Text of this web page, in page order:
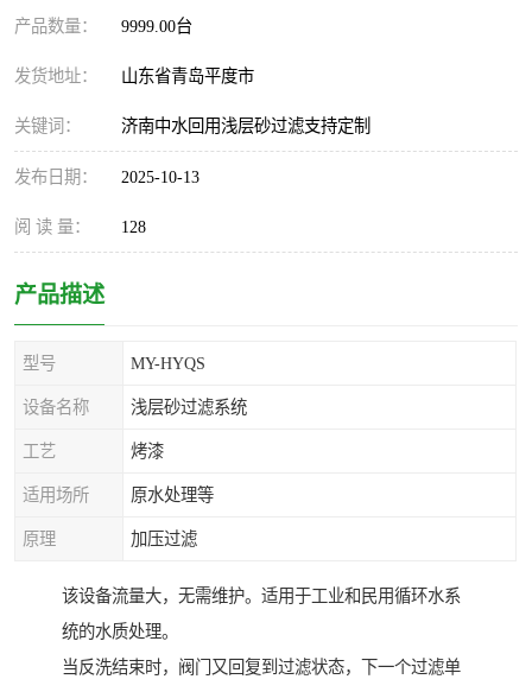
产品数量： 9999.00台
发货地址： 山东省青岛平度市
关键词： 济南中水回用浅层砂过滤支持定制
发布日期： 2025-10-13
阅 读 量： 128
产品描述
型号 MY-HYQS
设备名称 浅层砂过滤系统
工艺 烤漆
适用场所 原水处理等
原理 加压过滤
该设备流量大，无需维护。适用于工业和民用循环水系
统的水质处理。
当反洗结束时，阀门又回复到过滤状态，下一个过滤单